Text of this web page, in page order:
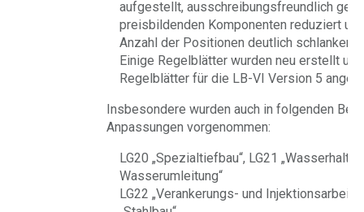
aufgestellt, ausschreibungsfreundlich
preisbildenden Komponenten reduziert
Anzahl der Positionen deutlich schlanker
Einige Regelblätter wurden neu erstellt
Regelblätter für die LB-VI Version 5
Insbesondere wurden auch in folgenden
Anpassungen vorgenommen:
LG20 „Spezialtiefbau“, LG21
Wasserumleitung“
LG22 „Verankerungs- und